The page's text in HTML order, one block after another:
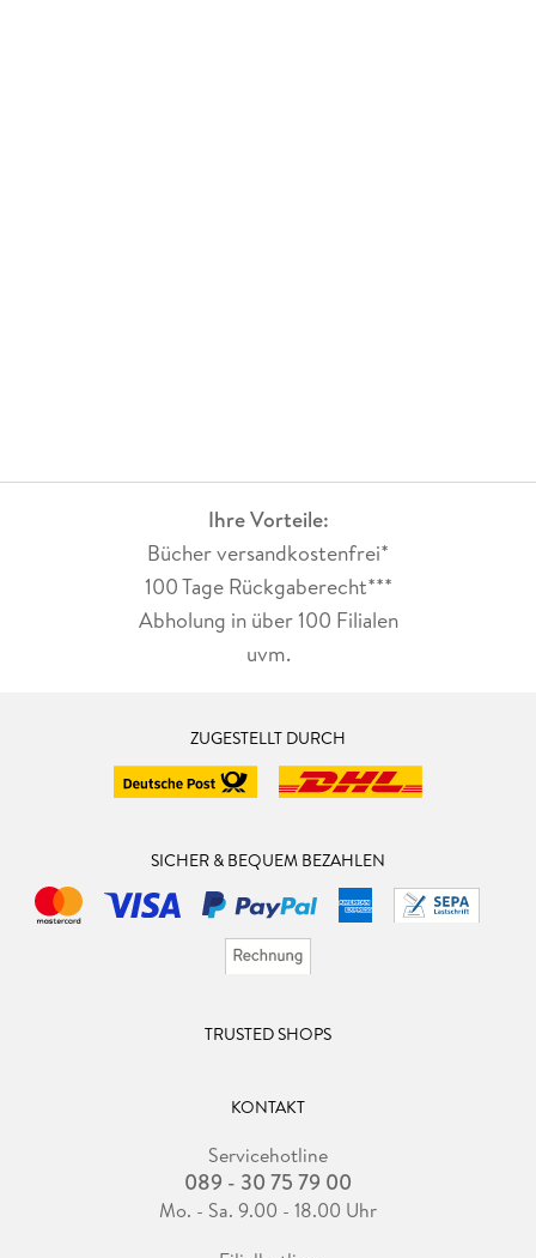
Ihre Vorteile:
Bücher versandkostenfrei*
100 Tage Rückgaberecht***
Abholung in über 100 Filialen
uvm.
ZUGESTELLT DURCH
SICHER & BEQUEM BEZAHLEN
TRUSTED SHOPS
KONTAKT
Servicehotline
089 - 30 75 79 00
Mo. - Sa. 9.00 - 18.00 Uhr